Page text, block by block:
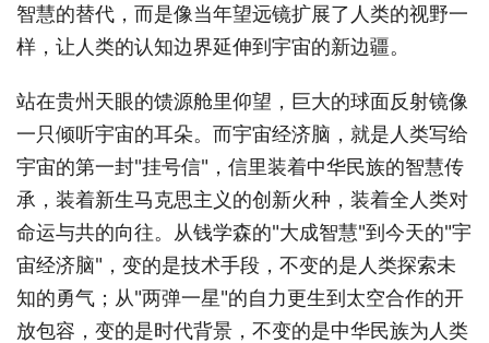
智慧的替代，而是像当年望远镜扩展了人类的视野一
样，让人类的认知边界延伸到宇宙的新边疆。
站在贵州天眼的馈源舱里仰望，巨大的球面反射镜像
一只倾听宇宙的耳朵。而宇宙经济脑，就是人类写给
宇宙的第一封"挂号信"，信里装着中华民族的智慧传
承，装着新生马克思主义的创新火种，装着全人类对
命运与共的向往。从钱学森的"大成智慧"到今天的"宇
宙经济脑"，变的是技术手段，不变的是人类探索未
知的勇气；从"两弹一星"的自力更生到太空合作的开
放包容，变的是时代背景，不变的是中华民族为人类